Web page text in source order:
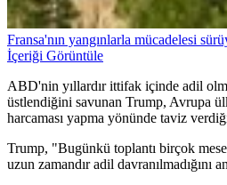
Fransa'nın yangınlarla mücadelesi
İçeriği Görüntüle
ABD'nin yıllardır ittifak içinde adil
üstlendiğini savunan Trump, Avrupa
harcaması yapma yönünde taviz
Trump, "Bugünkü toplantı birçok
uzun zamandır adil davranılmadığını